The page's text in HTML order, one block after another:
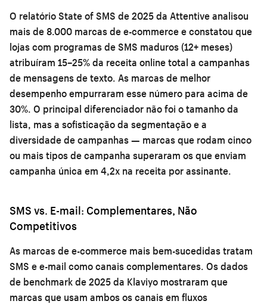
O relatório State of SMS de 2025 da Attentive analisou
mais de 8.000 marcas de e-commerce e constatou que
lojas com programas de SMS maduros (12+ meses)
atribuíram 15–25% da receita online total a campanhas
de mensagens de texto. As marcas de melhor
desempenho empurraram esse número para acima de
30%. O principal diferenciador não foi o tamanho da
lista, mas a sofisticação da segmentação e a
diversidade de campanhas — marcas que rodam cinco
ou mais tipos de campanha superaram os que enviam
campanha única em 4,2x na receita por assinante.
SMS vs. E-mail: Complementares, Não
Competitivos
As marcas de e-commerce mais bem-sucedidas tratam
SMS e e-mail como canais complementares. Os dados
de benchmark de 2025 da Klaviyo mostraram que
marcas que usam ambos os canais em fluxos